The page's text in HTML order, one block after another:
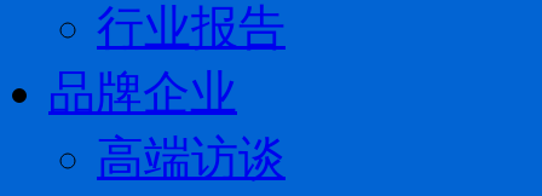
行业报告
品牌企业
高端访谈